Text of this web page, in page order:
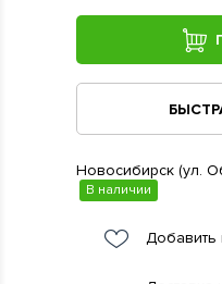
Новосибирск (ул.
В наличии
Добавить